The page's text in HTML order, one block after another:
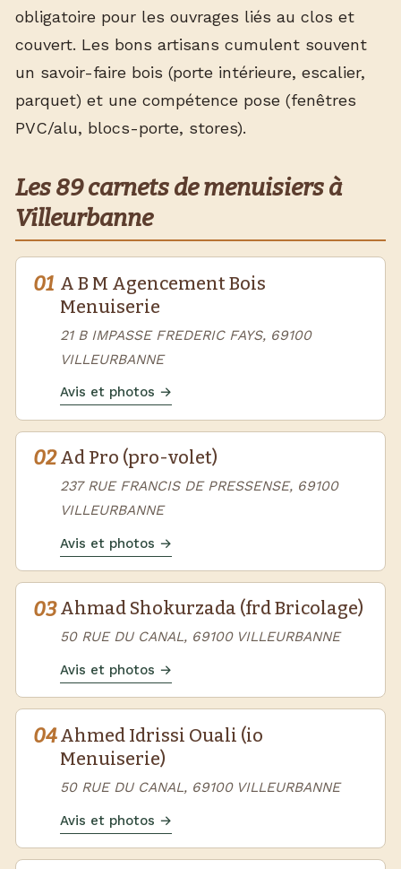
obligatoire pour les ouvrages liés au clos et
couvert. Les bons artisans cumulent souvent
un savoir-faire bois (porte intérieure, escalier,
parquet) et une compétence pose (fenêtres
PVC/alu, blocs-porte, stores).
Les 89 carnets de menuisiers à
Villeurbanne
01 A B M Agencement Bois
Menuiserie
21 B IMPASSE FREDERIC FAYS, 69100
VILLEURBANNE
Avis et photos →
02 Ad Pro (pro-volet)
237 RUE FRANCIS DE PRESSENSE, 69100
VILLEURBANNE
Avis et photos →
03 Ahmad Shokurzada (frd Bricolage)
50 RUE DU CANAL, 69100 VILLEURBANNE
Avis et photos →
04 Ahmed Idrissi Ouali (io
Menuiserie)
50 RUE DU CANAL, 69100 VILLEURBANNE
Avis et photos →